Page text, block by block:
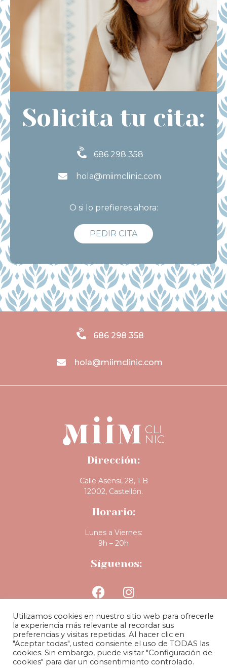
Solicita tu cita:
686 298 358
hola@miimclinic.com
O si lo prefieres ahora:
PEDIR CITA
686 298 358
hola@miimclinic.com
Dirección:
Calle Asensi, 28, 1 B
12002, Castellón.
Horario:
Lunes a Viernes:
9h – 20h
Síguenos:
BLOG| POLÍTICA DE PRIVACIDAD |POLÍTICA DE COOKIES|
AVISO LEGAL| COPYRIGHT MiiM Clinic 2024
Utilizamos cookies en nuestro sitio web para ofrecerle
la experiencia más relevante al recordar sus
preferencias y visitas repetidas. Al hacer clic en
"Aceptar todas", usted consiente el uso de TODAS las
cookies. Sin embargo, puede visitar "Configuración de
cookies" para dar un consentimiento controlado.